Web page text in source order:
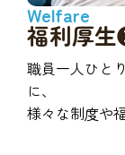
Welfare
福利厚生
職員一人ひと
に、
様々な制度や